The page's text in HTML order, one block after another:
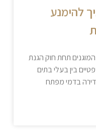
להימנע
המוגנים תחת חוק הגנת
בין בעלי בתים
דירה בדמי מפתח